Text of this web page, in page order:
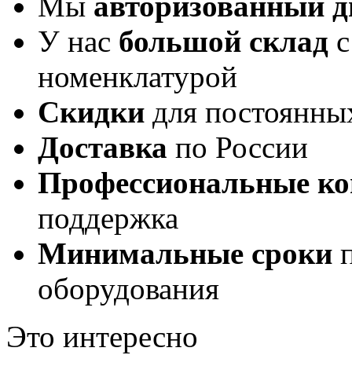
У нас большой склад
номенклатурой
Скидки для
Доставка по России
Профессиональные
поддержка
Минимальные сроки
оборудования
Это интересно